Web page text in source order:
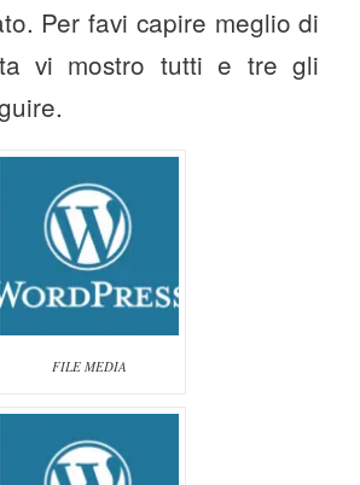
Per favi capire meglio di
vi mostro tutti e tre gli
FILE MEDIA